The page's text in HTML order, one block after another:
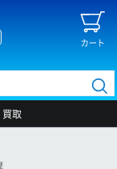
カート
買取